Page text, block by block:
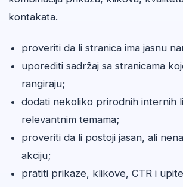
kontakata.
proveriti da li stranica ima jasnu
uporediti sadržaj sa stranicama
rangiraju;
dodati nekoliko prirodnih internih
relevantnim temama;
proveriti da li postoji jasan, ali
akciju;
pratiti prikaze, klikove, CTR i